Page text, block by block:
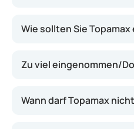
Wie sollten Sie
Zu viel eingenommen/
Wann darf Topamax